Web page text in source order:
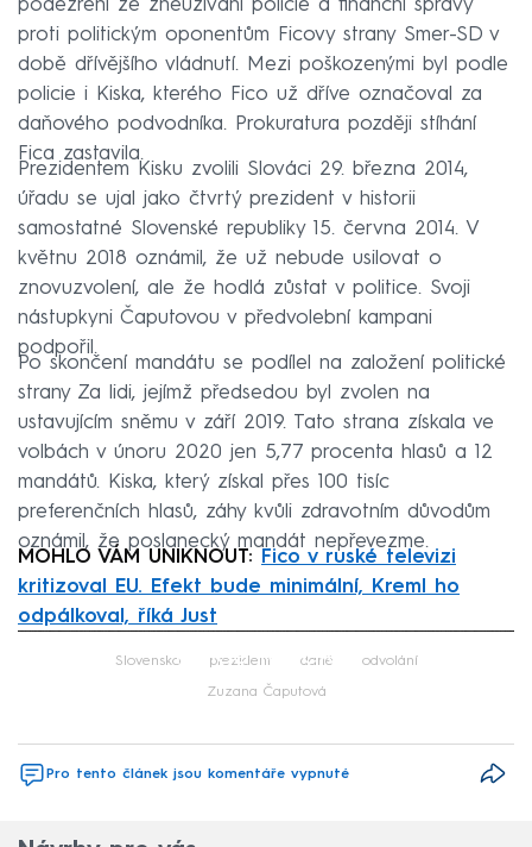
podezření ze zneužívání policie a finanční správy
proti politickým oponentům Ficovy strany Smer-SD v
době dřívějšího vládnutí. Mezi poškozenými byl podle
policie i Kiska, kterého Fico už dříve označoval za
daňového podvodníka. Prokuratura později stíhání
Fica zastavila.
Prezidentem Kisku zvolili Slováci 29. března 2014,
úřadu se ujal jako čtvrtý prezident v historii
samostatné Slovenské republiky 15. června 2014. V
květnu 2018 oznámil, že už nebude usilovat o
znovuzvolení, ale že hodlá zůstat v politice. Svoji
nástupkyni Čaputovou v předvolební kampani
podpořil.
Po skončení mandátu se podílel na založení politické
strany Za lidi, jejímž předsedou byl zvolen na
ustavujícím sněmu v září 2019. Tato strana získala ve
volbách v únoru 2020 jen 5,77 procenta hlasů a 12
mandátů. Kiska, který získal přes 100 tisíc
preferenčních hlasů, záhy kvůli zdravotním důvodům
oznámil, že poslanecký mandát nepřevezme.
MOHLO VÁM UNIKNOUT:
Fico v ruské televizi
kritizoval EU. Efekt bude minimální, Kreml ho
odpálkoval, říká Just
Failed to fetch
Slovensko prezident daně odvolání
Zuzana Čaputová
Pro tento článek jsou komentáře vypnuté